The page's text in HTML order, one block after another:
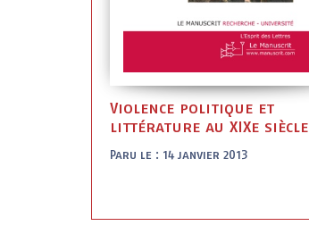
Violence politique et
littérature au XIXe siècle
Paru le : 14 janvier 2013